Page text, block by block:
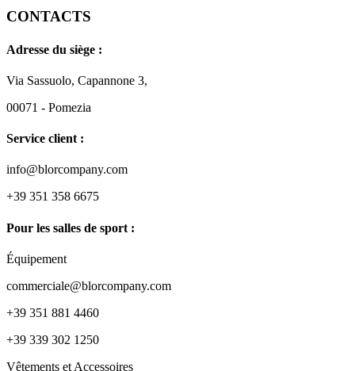
CONTACTS
Adresse du siège :
Via Sassuolo, Capannone 3,
00071 - Pomezia
Service client :
info@blorcompany.com
+39 351 358 6675
Pour les salles de sport :
Équipement
commerciale@blorcompany.com
+39 351 881 4460
+39 339 302 1250
Vêtements et Accessoires